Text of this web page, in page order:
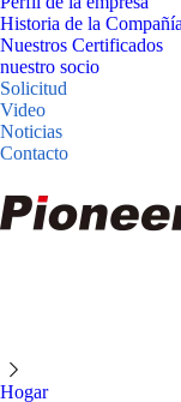
Historia de la Compañía
Nuestros Certificados
nuestro socio
Solicitud
Video
Noticias
Contacto
Hogar